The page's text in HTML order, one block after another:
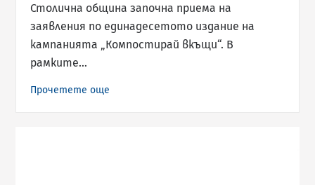
Столична община започна приема на
заявления по единадесетото издание на
кампанията „Компостирай вкъщи“. В
рамките…
Прочетете още